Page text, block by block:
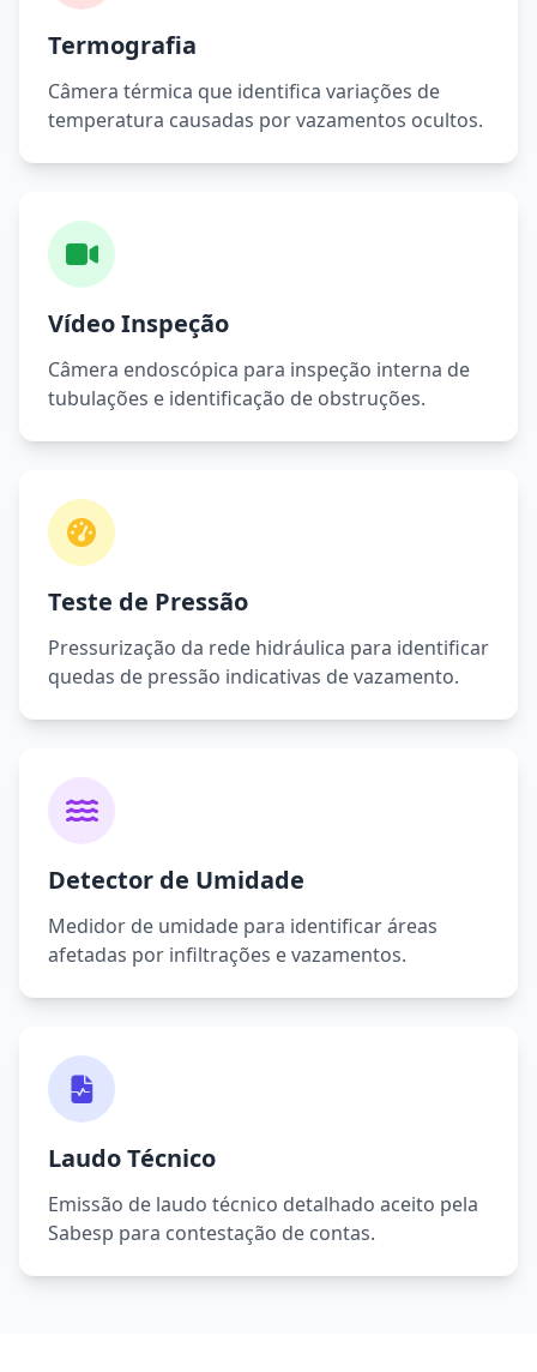
Termografia
Câmera térmica que identifica variações de
temperatura causadas por vazamentos ocultos.
Vídeo Inspeção
Câmera endoscópica para inspeção interna de
tubulações e identificação de obstruções.
Teste de Pressão
Pressurização da rede hidráulica para identificar
quedas de pressão indicativas de vazamento.
Detector de Umidade
Medidor de umidade para identificar áreas
afetadas por infiltrações e vazamentos.
Laudo Técnico
Emissão de laudo técnico detalhado aceito pela
Sabesp para contestação de contas.